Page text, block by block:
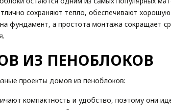
сохраняют тепло, обеспечивают
фундамент, а простота монтажа сокращает
ИЗ ПЕНОБЛОКОВ
проекты домов из пеноблоков:
компактность и удобство, поэтому они